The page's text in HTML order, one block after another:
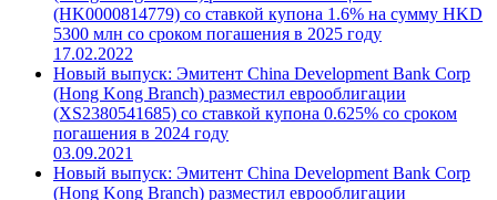
(HK0000814779) со ставкой купона 1.6% на сумму HKD
5300 млн со сроком погашения в 2025 году
17.02.2022
Новый выпуск: Эмитент China Development Bank Corp
(Hong Kong Branch) разместил еврооблигации
(XS2380541685) со ставкой купона 0.625% со сроком
погашения в 2024 году
03.09.2021
Новый выпуск: Эмитент China Development Bank Corp
(Hong Kong Branch) разместил еврооблигации